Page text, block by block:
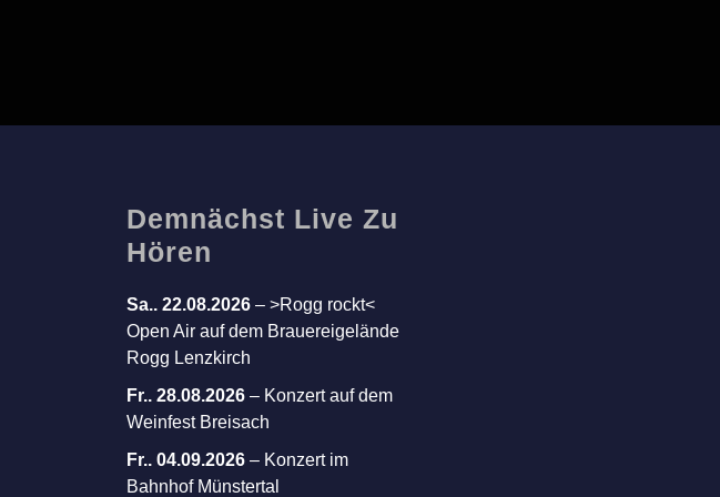
Demnächst Live Zu
Hören
Sa.. 22.08.2026 – >Rogg rockt<
Open Air auf dem Brauereigelände
Rogg Lenzkirch
Fr.. 28.08.2026 – Konzert auf dem
Weinfest Breisach
Fr.. 04.09.2026 – Konzert im
Bahnhof Münstertal